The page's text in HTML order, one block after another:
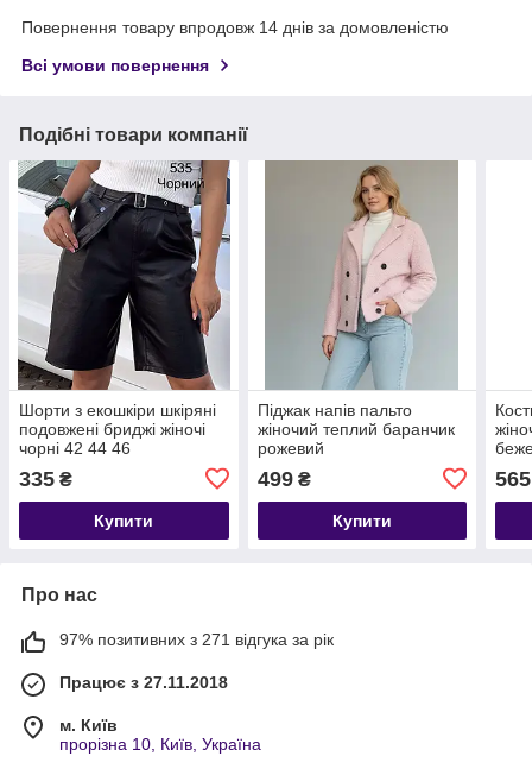
Повернення товару впродовж 14 днів за домовленістю
Всі умови повернення
Подібні товари компанії
Шорти з екошкіри шкіряні
подовжені бриджі жіночі
чорні 42 44 46
335 ₴
Купити
Піджак напів пальто
жіночий теплий баранчик
рожевий
499₴
Купити
565
Про нас
97% позитивних з 271 відгука за рік
Працює з 27.11.2018
м. Київ
прорізна 10, Київ, Україна